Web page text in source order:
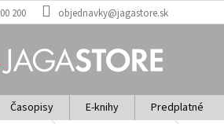
200 objednavky@jagastore.sk
Časopisy E-knihy
Predplatné